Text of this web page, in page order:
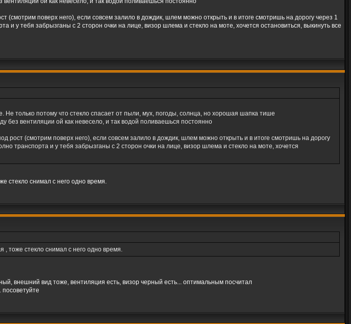
(смотрим поверх него), если совсем залило в дождик, шлем можно открыть и в итоге смотришь на дорогу через 1
и у тебя забрызганы с 2 сторон очки на лице, визор шлема и стекло на моте, хочется остановиться, выкинуть все
только потому что стекло спасает от пыли, мух, погоды, солнца, но хорошая шапка тише
без вентиляции ой как невесело, и так водой поливаешься постоянно
рост (смотрим поверх него), если совсем залило в дождик, шлем можно открыть и в итоге смотришь на дорогу
транспорта и у тебя забрызганы с 2 сторон очки на лице, визор шлема и стекло на моте, хочется
стекло снимал с него одно время.
тоже стекло снимал с него одно время.
внешний вид тоже, вентиляция есть, визор черный есть... оптимальным посчитал